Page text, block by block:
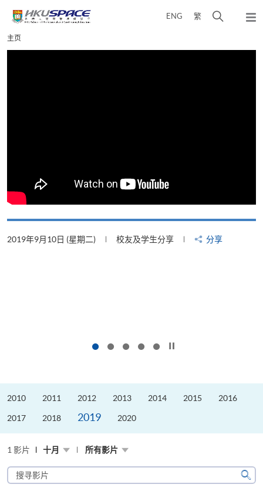
content
ENG 繁
弹
Main
content
主页
2019年8月22日 (星期四) 校友及学生分享
2010 2011 2012 2013 2014 2015 2016
2017 2018 2019 2020
1 影片 十月 所有影片
搜
寻
搜